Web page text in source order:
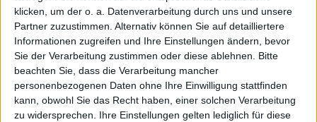
klicken, um der o. a. Datenverarbeitung durch uns und unsere
Partner zuzustimmen. Alternativ können Sie auf detailliertere
Informationen zugreifen und Ihre Einstellungen ändern, bevor
Sie der Verarbeitung zustimmen oder diese ablehnen. Bitte
beachten Sie, dass die Verarbeitung mancher
personenbezogenen Daten ohne Ihre Einwilligung stattfinden
kann, obwohl Sie das Recht haben, einer solchen Verarbeitung
zu widersprechen. Ihre Einstellungen gelten lediglich für diese
33:30
Reich und Republik Teil 9: Teilung - Wiedervereinigung
Die 9-teilige Serie „Reich und Republik – Deutsche Geschichte von 1871 bis zur
Gegenwart" dokumentiert mit einzigartigen Aufnahmen die Zeit von der Gründung des
Zweiten Deutschen Reiches unter Kaiser Wilhelm und seinem Reichskanzler Bismarck